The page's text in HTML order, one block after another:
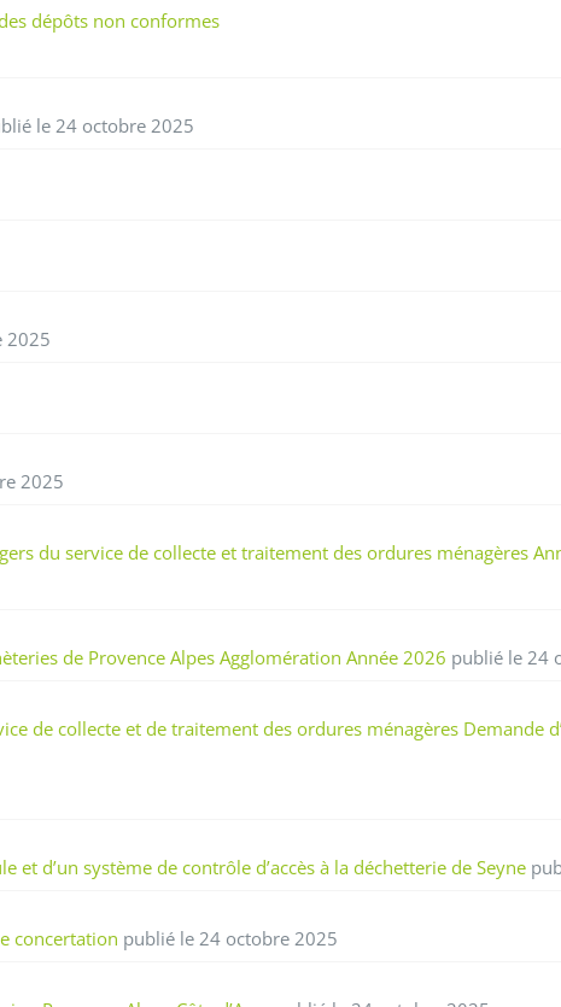
dépôts non conformes
le 24 octobre 2025
2025
2025
du service de collecte et traitement des ordures ménagères
de Provence Alpes Agglomération Année 2026 publié le 24
de collecte et de traitement des ordures ménagères Demande
d’un système de contrôle d’accès à la déchetterie de Seyne
concertation publié le 24 octobre 2025